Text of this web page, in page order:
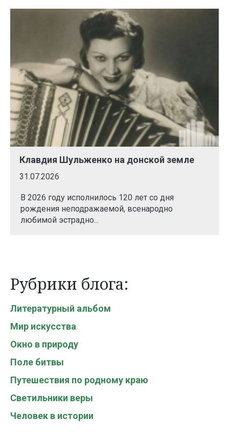
Клавдия Шульженко на донской земле
31.07.2026
В 2026 году исполнилось 120 лет со дня
рождения неподражаемой, всенародно
любимой эстрадно...
Рубрики блога:
Литературный альбом
Мир искусства
Окно в природу
Поле битвы
Путешествия по родному краю
Светильники веры
Человек в истории